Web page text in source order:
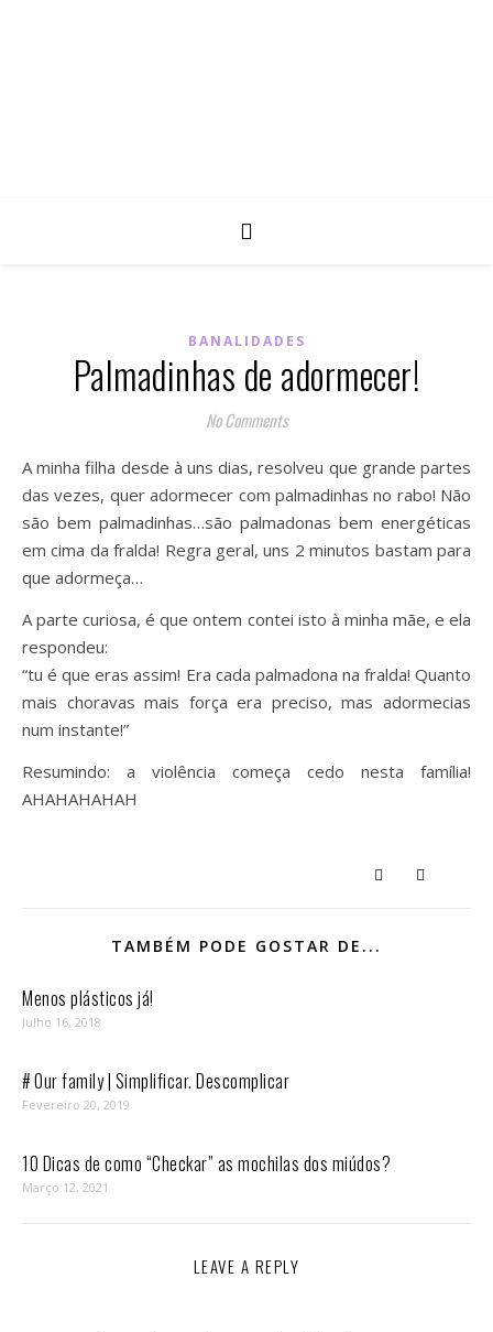
BANALIDADES
Palmadinhas de adormecer!
No Comments
A minha filha desde à uns dias, resolveu que grande partes
das vezes, quer adormecer com palmadinhas no rabo! Não
são bem palmadinhas…são palmadonas bem energéticas
em cima da fralda! Regra geral, uns 2 minutos bastam para
que adormeça…
A parte curiosa, é que ontem contei isto à minha mãe, e ela
respondeu:
“tu é que eras assim! Era cada palmadona na fralda! Quanto
mais choravas mais força era preciso, mas adormecias
num instante!”
Resumindo: a violência começa cedo nesta família!
AHAHAHAHAH
TAMBÉM PODE GOSTAR DE...
Menos plásticos já!
Julho 16, 2018
# Our family | Simplificar. Descomplicar
Fevereiro 20, 2019
10 Dicas de como “Checkar” as mochilas dos miúdos?
Março 12, 2021
LEAVE A REPLY